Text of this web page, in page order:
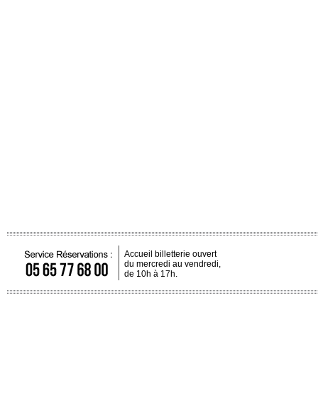
Accueil billetterie ouvert
du mercredi au vendredi,
de 10h à 17h.